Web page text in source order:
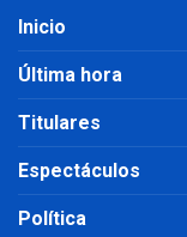
Inicio
Última hora
Titulares
Espectáculos
Política